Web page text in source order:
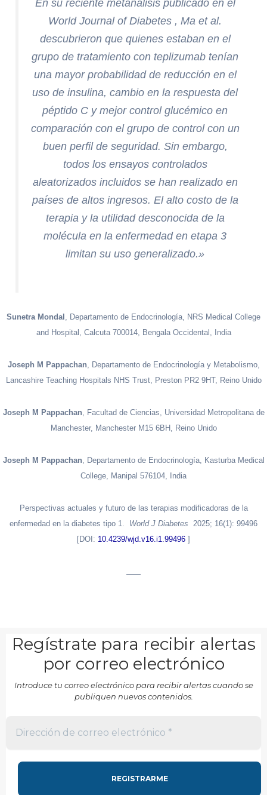
En su reciente metanálisis publicado en el
World Journal of Diabetes , Ma et al.
descubrieron que quienes estaban en el
grupo de tratamiento con teplizumab tenían
una mayor probabilidad de reducción en el
uso de insulina, cambio en la respuesta del
péptido C y mejor control glucémico en
comparación con el grupo de control con un
buen perfil de seguridad. Sin embargo,
todos los ensayos controlados
aleatorizados incluidos se han realizado en
países de altos ingresos. El alto costo de la
terapia y la utilidad desconocida de la
molécula en la enfermedad en etapa 3
limitan su uso generalizado.»
Sunetra Mondal
, Departamento de Endocrinología, NRS Medical College
and Hospital, Calcuta 700014, Bengala Occidental, India
Joseph M Pappachan , Departamento de Endocrinología y Metabolismo,
Lancashire Teaching Hospitals NHS Trust, Preston PR2 9HT, Reino Unido
Joseph M Pappachan , Facultad de Ciencias, Universidad Metropolitana de
Manchester, Manchester M15 6BH, Reino Unido
Joseph M Pappachan , Departamento de Endocrinología, Kasturba Medical
College, Manipal 576104, India
Perspectivas actuales y futuro de las terapias modificadoras de la
enfermedad en la diabetes tipo 1. World J Diabetes 2025; 16(1): 99496
[DOI: 10.4239/wjd.v16.i1.99496 ]
Regístrate para recibir alertas
por correo electrónico
Introduce tu correo electrónico para recibir alertas cuando se
publiquen nuevos contenidos.